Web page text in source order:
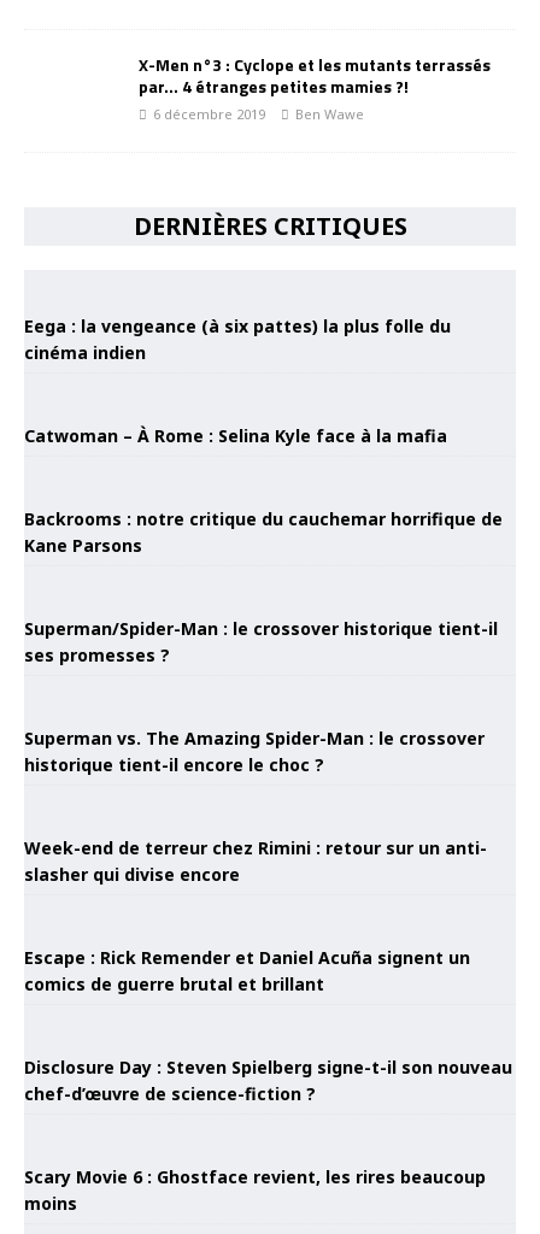
X-Men n°3 : Cyclope et les mutants terrassés
par… 4 étranges petites mamies ?!
6 décembre 2019 Ben Wawe
DERNIÈRES CRITIQUES
Eega : la vengeance (à six pattes) la plus folle du
cinéma indien
Catwoman – À Rome : Selina Kyle face à la mafia
Backrooms : notre critique du cauchemar horrifique de
Kane Parsons
Superman/Spider-Man : le crossover historique tient-il
ses promesses ?
Superman vs. The Amazing Spider-Man : le crossover
historique tient-il encore le choc ?
Week-end de terreur chez Rimini : retour sur un anti-
slasher qui divise encore
Escape : Rick Remender et Daniel Acuña signent un
comics de guerre brutal et brillant
Disclosure Day : Steven Spielberg signe-t-il son nouveau
chef-d’œuvre de science-fiction ?
Scary Movie 6 : Ghostface revient, les rires beaucoup
moins